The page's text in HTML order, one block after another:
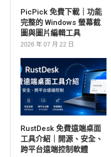
PicPick 免費下載｜功能
完整的 Windows 螢幕截
圖與圖片編輯工具
2026 年 07 月 22 日
RustDesk 免費遠端桌面
工具介紹｜開源、安全、
跨平台遠端控制軟體